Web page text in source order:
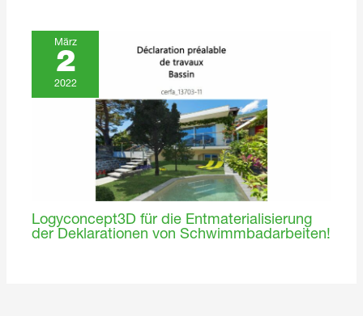
März
2
2022
Logyconcept3D für die Entmaterialisierung
der Deklarationen von Schwimmbadarbeiten!